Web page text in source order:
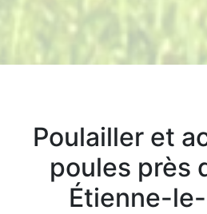
Poulailler et
poules près
Étienne-